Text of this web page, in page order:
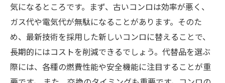
気になるところです。まず、古いコンロは効率が悪く、
ガス代や電気代が無駄になることがあります。そのた
め、最新技術を採用した新しいコンロに替えることで、
長期的にはコストを削減できるでしょう。代替品を選ぶ
際には、各種の燃費性能や安全機能に注目することが重